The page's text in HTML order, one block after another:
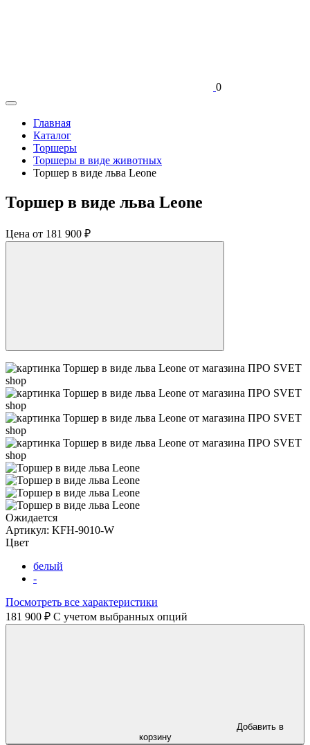
0
Главная
Каталог
Торшеры
Торшеры в виде животных
Торшер в виде льва Leone
Торшер в виде льва Leone
Цена от 181 900 ₽
Ожидается
Артикул: KFH-9010-W
Цвет
белый
-
Посмотреть все характеристики
181 900 ₽ C учетом выбранных опций
Добавить в
корзину